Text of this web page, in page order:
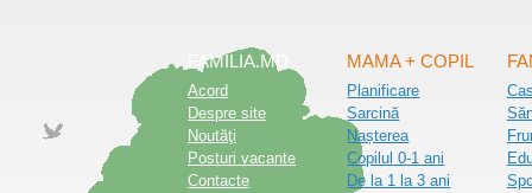
FAMILIA.MD
Acord
Despre site
Noutăţi
Posturi vacante
Contacte
MAMA + COPIL
Planificare
Sarcină
Nașterea
Copilul 0-1 ani
De la 1 la 3 ani